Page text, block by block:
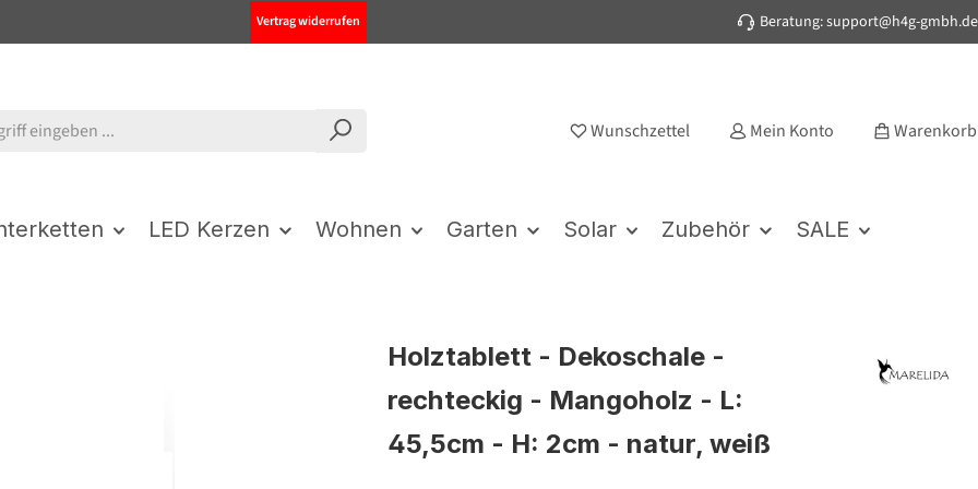
Vertrag widerrufen Beratung: support@h4g-gmbh.de
Wunschzettel Mein Konto Warenkorb
LED Kerzen Wohnen Garten Solar Zubehör SALE
Holztablett - Dekoschale -
rechteckig - Mangoholz - L:
45,5cm - H: 2cm - natur, weiß